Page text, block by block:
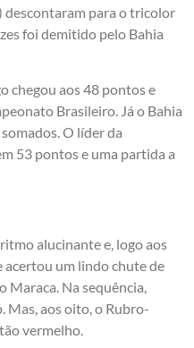
descontaram para o tricolor
foi demitido pelo Bahia
chegou aos 48 pontos e
Brasileiro. Já o Bahia
O líder da
53 pontos e uma partida a
alucinante e, logo aos
um lindo chute de
Maraca. Na sequência,
Mas, aos oito, o Rubro-
vermelho.